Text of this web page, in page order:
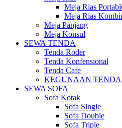
Meja Rias
Meja Rias
Meja Panjang
Meja Konsul
SEWA TENDA
Tenda Roder
Tenda Konfensional
Tenda Cafe
KEGUNAAN TENDA
SEWA SOFA
Sofa Kotak
Sofa Single
Sofa Double
Sofa Triple